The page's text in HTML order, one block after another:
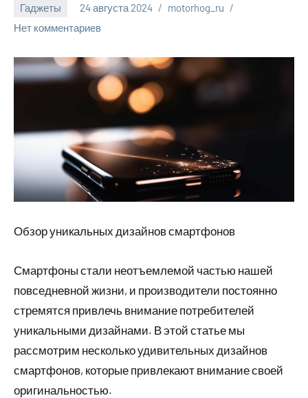
Гаджеты 24 августа 2024
motorhog_ru
Нет комментариев
Обзор уникальных дизайнов смартфонов
Смартфоны стали неотъемлемой частью нашей
повседневной жизни, и производители постоянно
стремятся привлечь внимание потребителей
уникальными дизайнами. В этой статье мы
рассмотрим несколько удивительных дизайнов
смартфонов, которые привлекают внимание своей
оригинальностью.